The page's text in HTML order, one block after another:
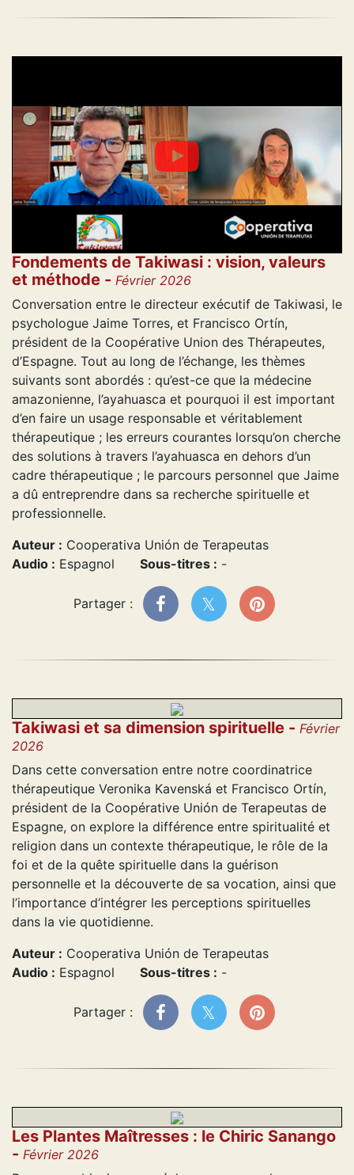
Fondements de Takiwasi : vision, valeurs
et méthode - Février 2026
Conversation entre le directeur exécutif de Takiwasi, le
psychologue Jaime Torres, et Francisco Ortín,
président de la Coopérative Union des Thérapeutes,
d’Espagne. Tout au long de l’échange, les thèmes
suivants sont abordés : qu’est-ce que la médecine
amazonienne, l’ayahuasca et pourquoi il est important
d’en faire un usage responsable et véritablement
thérapeutique ; les erreurs courantes lorsqu’on cherche
des solutions à travers l’ayahuasca en dehors d’un
cadre thérapeutique ; le parcours personnel que Jaime
a dû entreprendre dans sa recherche spirituelle et
professionnelle.
Auteur : Cooperativa Unión de Terapeutas
Audio : Espagnol Sous-titres : -
Partager :
Takiwasi et sa dimension spirituelle - Février
2026
Dans cette conversation entre notre coordinatrice
thérapeutique Veronika Kavenská et Francisco Ortín,
président de la Coopérative Unión de Terapeutas de
Espagne, on explore la différence entre spiritualité et
religion dans un contexte thérapeutique, le rôle de la
foi et de la quête spirituelle dans la guérison
personnelle et la découverte de sa vocation, ainsi que
l’importance d’intégrer les perceptions spirituelles
dans la vie quotidienne.
Auteur : Cooperativa Unión de Terapeutas
Audio : Espagnol Sous-titres : -
Partager :
Les Plantes Maîtresses : le Chiric Sanango
- Février 2026